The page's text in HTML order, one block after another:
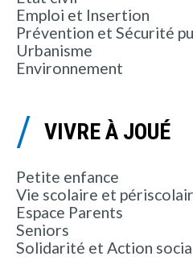
Emploi et Insertion
Prévention et Sécurité
Urbanisme
Environnement
VIVRE À JOUÉ
Petite enfance
Vie scolaire et
Espace Parents
Seniors
Solidarité et Action